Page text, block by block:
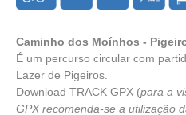
Caminho dos Moínhos -
É um percurso circular com
Lazer de Pigeiros.
Download TRACK GPX (para a
GPX recomenda-se a utilização